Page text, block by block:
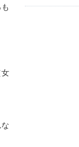
女